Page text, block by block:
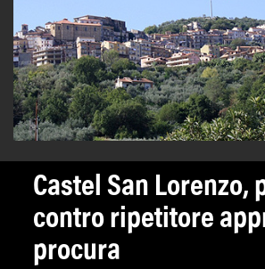
Castel San Lorenzo,
contro ripetitore
procura